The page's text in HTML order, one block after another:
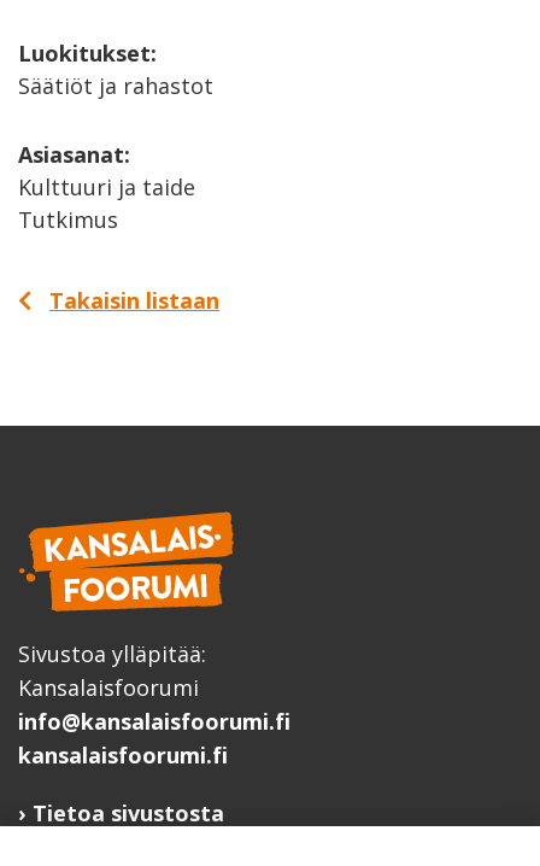
Luokitukset:
Säätiöt ja rahastot
Asiasanat:
Kulttuuri ja taide
Tutkimus
Takaisin listaan
Sivustoa ylläpitää:
Kansalaisfoorumi
info@kansalaisfoorumi.fi
kansalaisfoorumi.fi
Tietoa sivustosta